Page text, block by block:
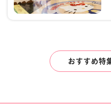
おすすめ特